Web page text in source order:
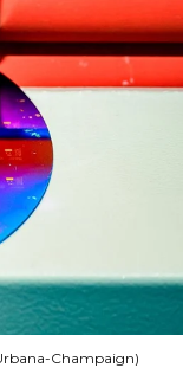
Champaign)